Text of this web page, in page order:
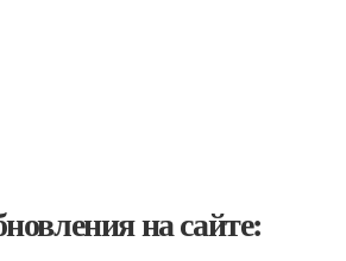
на сайте: